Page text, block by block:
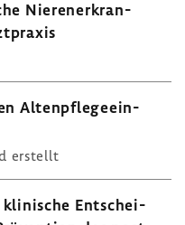
Nieren­er­kran­
Alten­pfle­ge­ein­
erstellt
Entschei­